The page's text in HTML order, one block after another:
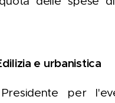
e urbanistica
per